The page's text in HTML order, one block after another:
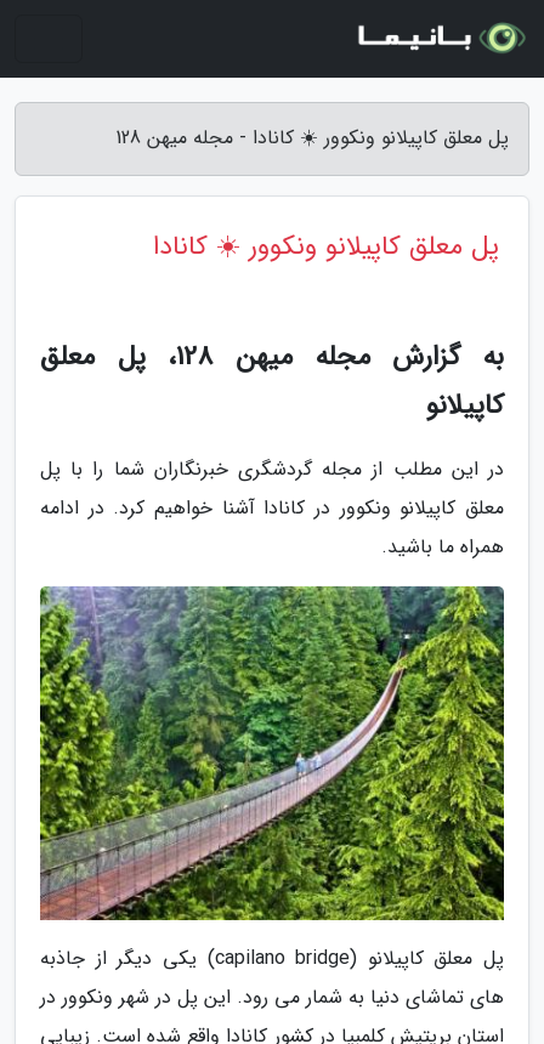
پل معلق کاپیلانو ونکوور ☀️ کانادا - مجله میهن 128
پل معلق کاپیلانو ونکوور ☀️ کانادا
به گزارش مجله میهن 128، پل معلق
کاپیلانو
در این مطلب از مجله گردشگری خبرنگاران شما را با پل
معلق کاپیلانو ونکوور در کانادا آشنا خواهیم کرد. در ادامه
همراه ما باشید.
پل معلق کاپیلانو (capilano bridge) یکی دیگر از جاذبه
های تماشای دنیا به شمار می رود. این پل در شهر ونکوور در
استان بریتیش کلمبیا در کشور کانادا واقع شده است. زیبایی